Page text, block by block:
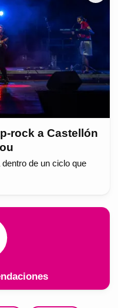
rock a Castellón
de un ciclo que